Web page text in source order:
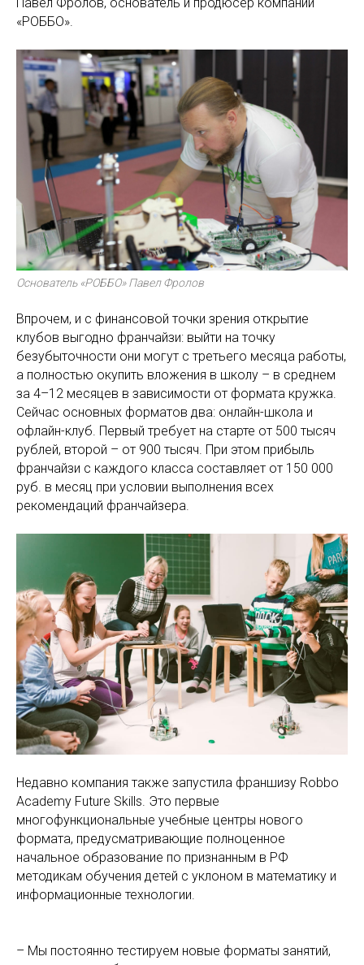
Павел Фролов, основатель и продюсер компании
«РОББО».
Основатель «РОББО» Павел Фролов
Впрочем, и с финансовой точки зрения открытие
клубов выгодно франчайзи: выйти на точку
безубыточности они могут с третьего месяца работы,
а полностью окупить вложения в школу – в среднем
за 4–12 месяцев в зависимости от формата кружка.
Сейчас основных форматов два: онлайн-школа и
офлайн-клуб. Первый требует на старте от 500 тысяч
рублей, второй – от 900 тысяч. При этом прибыль
франчайзи с каждого класса составляет от 150 000
руб. в месяц при условии выполнения всех
рекомендаций франчайзера.
Недавно компания также запустила франшизу Robbo
Academy Future Skills. Это первые
многофункциональные учебные центры нового
формата, предусматривающие полноценное
начальное образование по признанным в РФ
методикам обучения детей с уклоном в математику и
информационные технологии.
– Мы постоянно тестируем новые форматы занятий,